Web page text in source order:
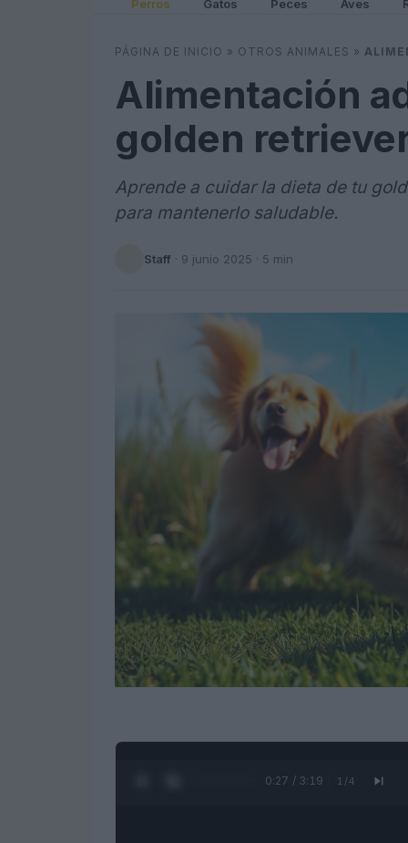
Perros Gatos Peces Aves
PÁGINA DE INICIO » OTROS ANIMALES »
Alimentación
golden
Aprende a cuidar la dieta de tu
para mantenerlo saludable.
Staff · 9 junio 2025 · 5 min
0:28 / 3:19 1 /4